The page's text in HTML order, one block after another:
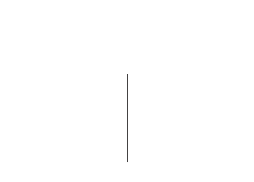
l'Université de